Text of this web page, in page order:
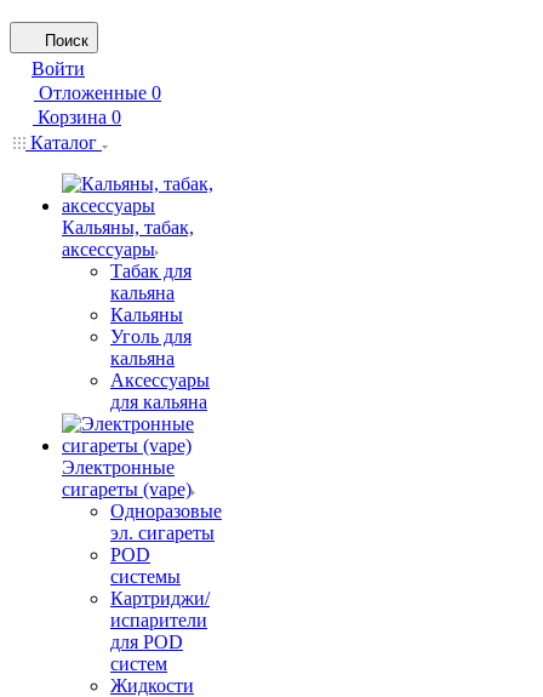
Поиск
Войти
Отложенные 0
Корзина 0
Каталог
Кальяны, табак,
аксессуары
Табак для
кальяна
Кальяны
Уголь для
кальяна
Аксессуары
для кальяна
Электронные
сигареты (vape)
Одноразовые
эл. сигареты
POD
системы
Картриджи/
испарители
для POD
систем
Жидкости